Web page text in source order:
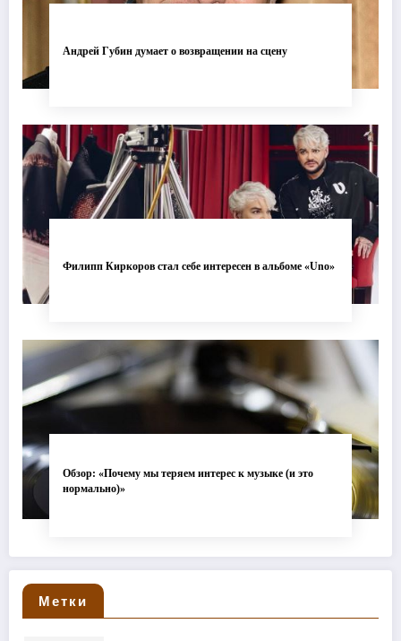
Андрей Губин думает о возвращении на сцену
Филипп Киркоров стал себе интересен в альбоме «Uno»
Обзор: «Почему мы теряем интерес к музыке (и это
нормально)»
Метки